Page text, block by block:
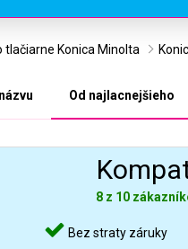
tlačiarne Konica Minolta
Od najlacnejšieho
8 z 10
Bez straty záruky